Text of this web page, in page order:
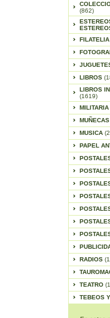
(862)
FILATELIA
LIBROS
LIBROS
(1619)
MILITARIA
MUSICA
PAPEL
RADIOS
TEATRO
TEBEOS